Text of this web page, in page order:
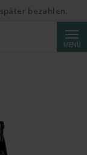
MENÜ
bezahlen.